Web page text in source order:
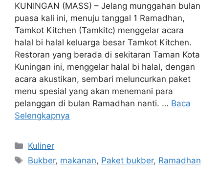
KUNINGAN (MASS) – Jelang munggahan bulan
puasa kali ini, menuju tanggal 1 Ramadhan,
Tamkot Kitchen (Tamkitc) menggelar acara
halal bi halal keluarga besar Tamkot Kitchen.
Restoran yang berada di sekitaran Taman Kota
Kuningan ini, menggelar halal bi halal, dengan
acara akustikan, sembari meluncurkan paket
menu spesial yang akan menemani para
pelanggan di bulan Ramadhan nanti. … Baca
Selengkapnya
Kategori
Kuliner
Tag
Bukber, makanan, Paket bukber, Ramadhan